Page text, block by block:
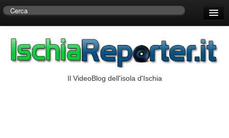
Centro di Ricerche Storiche D’Ambra
Il VideoBlog dell'isola d'Ischia